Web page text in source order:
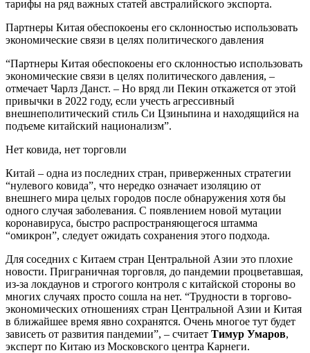
тарифы на ряд важных статей австралийского экспорта.
Партнеры Китая обеспокоены его склонностью использовать
экономические связи в целях политического давления
“Партнеры Китая обеспокоены его склонностью использовать
экономические связи в целях политического давления, –
отмечает Чарлз Данст. – Но вряд ли Пекин откажется от этой
привычки в 2022 году, если учесть агрессивный
внешнеполитический стиль Си Цзиньпина и находящийся на
подъеме китайский национализм”.
Нет ковида, нет торговли
Китай – одна из последних стран, приверженных стратегии
“нулевого ковида”, что нередко означает изоляцию от
внешнего мира целых городов после обнаружения хотя бы
одного случая заболевания. С появлением новой мутации
коронавируса, быстро распространяющегося штамма
“омикрон”, следует ожидать сохранения этого подхода.
Для соседних с Китаем стран Центральной Азии это плохие
новости. Приграничная торговля, до пандемии процветавшая,
из-за локдаунов и строгого контроля с китайской стороны во
многих случаях просто сошла на нет. “Трудности в торгово-
экономических отношениях стран Центральной Азии и Китая
в ближайшее время явно сохранятся. Очень многое тут будет
зависеть от развития пандемии”, – считает Тимур Умаров,
эксперт по Китаю из Московского центра Карнеги.